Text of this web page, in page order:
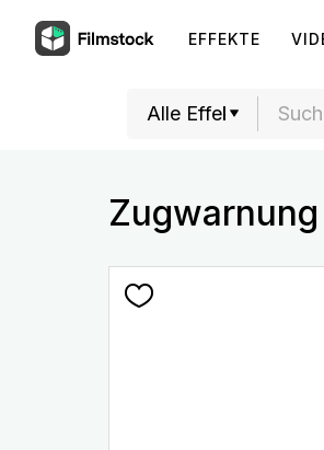
EFFEKTE
Zugwarnung